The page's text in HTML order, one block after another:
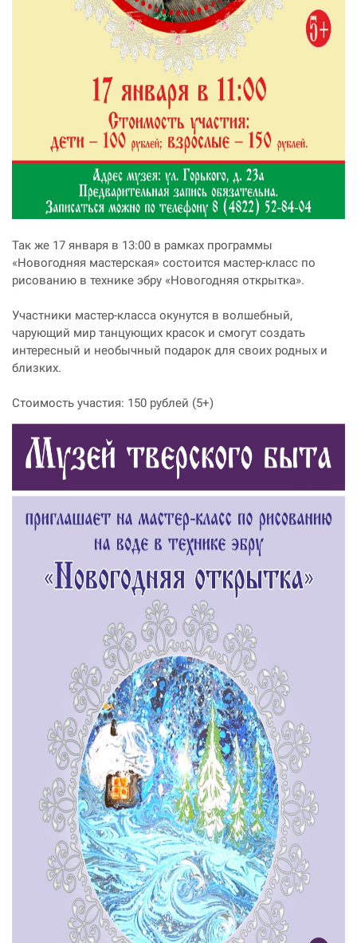
Так же 17 января в 13:00 в рамках программы
«Новогодняя мастерская» состоится мастер-класс по
рисованию в технике эбру «Новогодняя открытка».
Участники мастер-класса окунутся в волшебный,
чарующий мир танцующих красок и смогут создать
интересный и необычный подарок для своих родных и
близких.
Стоимость участия: 150 рублей (5+)